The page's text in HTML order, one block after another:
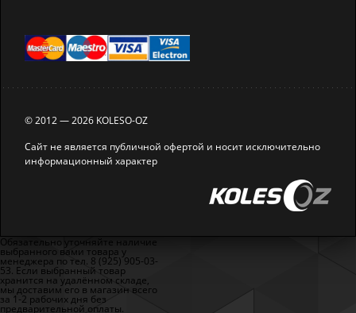
© 2012 — 2026 KOLESO-OZ
Сайт не является публичной офертой и носит исключительно
информационный характер
Обязательно уточняйте наличие
выбранного вами товара у
менеджера по тел. 8 (925) 905-03-
53. Если выбранный товар
хранится на удалённом складе,
мы доставим его в магазин всего
за 1-2 рабочих дня без
предварительной оплаты.